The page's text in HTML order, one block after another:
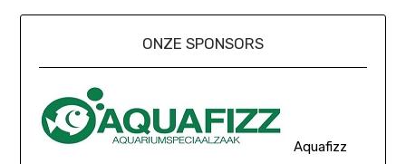
ONZE SPONSORS
Aquafizz